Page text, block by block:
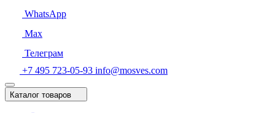
WhatsApp
Max
Телеграм
+7 495 723-05-93 info@mosves.com
Каталог товаров